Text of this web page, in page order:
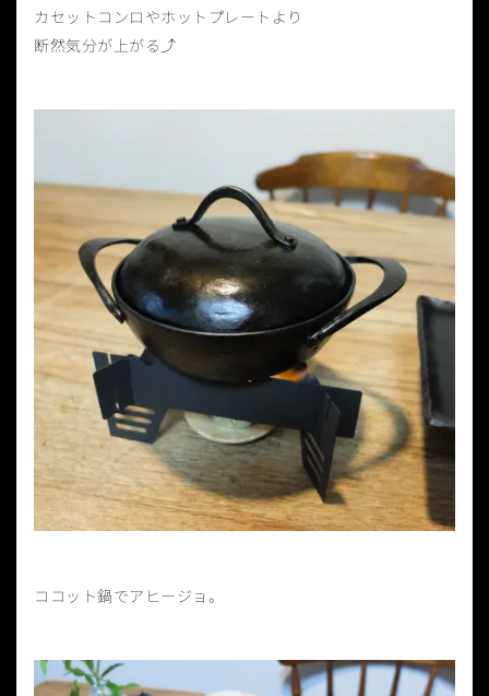
カセットコンロやホットプレートより
断然気分が上がる⤴︎
ココット鍋でアヒージョ。